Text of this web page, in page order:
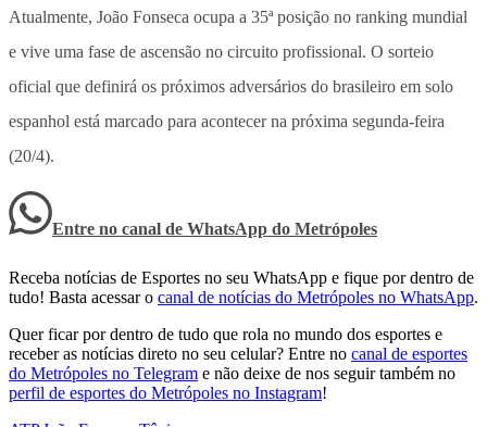
Atualmente, João Fonseca ocupa a 35ª posição no ranking mundial
e vive uma fase de ascensão no circuito profissional. O sorteio
oficial que definirá os próximos adversários do brasileiro em solo
espanhol está marcado para acontecer na próxima segunda-feira
(20/4).
Entre no canal de WhatsApp do Metrópoles
Receba notícias de Esportes no seu WhatsApp e fique por dentro de
tudo! Basta acessar o canal de notícias do Metrópoles no WhatsApp.
Quer ficar por dentro de tudo que rola no mundo dos esportes e
receber as notícias direto no seu celular? Entre no canal de esportes
do Metrópoles no Telegram e não deixe de nos seguir também no
perfil de esportes do Metrópoles no Instagram!